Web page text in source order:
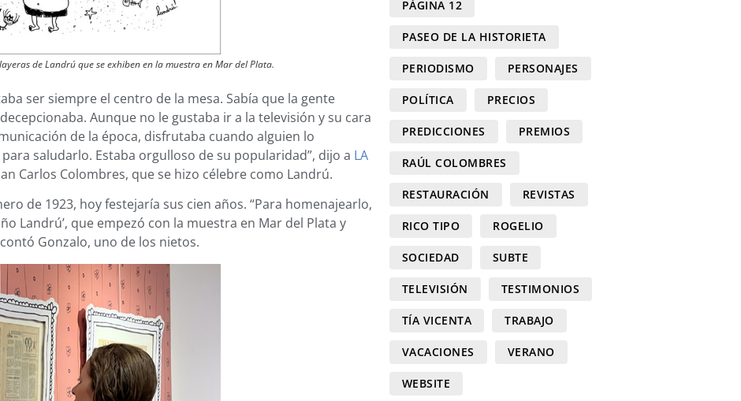
de Landrú que se exhiben en la muestra en Mar del Plata.
ser siempre el centro de la mesa. Sabía que la gente
Aunque no le gustaba ir a la televisión y su cara
de la época, disfrutaba cuando alguien lo
saludarlo. Estaba orgulloso de su popularidad”, dijo a LA
Carlos Colombres, que se hizo célebre como Landrú.
de 1923, hoy festejaría sus cien años. “Para homenajearlo,
Landrú’, que empezó con la muestra en Mar del Plata y
Gonzalo, uno de los nietos.
PÁGINA 12
PASEO DE LA HISTORIETA
PERIODISMO PERSONAJES
POLÍTICA PRECIOS
PREDICCIONES PREMIOS
RAÚL COLOMBRES
RESTAURACIÓN REVISTAS
RICO TIPO ROGELIO
SOCIEDAD SUBTE
TELEVISIÓN TESTIMONIOS
TÍA VICENTA TRABAJO
VACACIONES VERANO
WEBSITE